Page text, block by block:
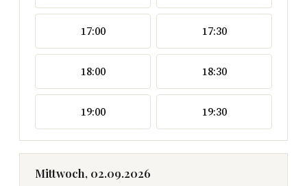
17:00 17:30
18:00 18:30
19:00 19:30
Mittwoch, 02.09.2026